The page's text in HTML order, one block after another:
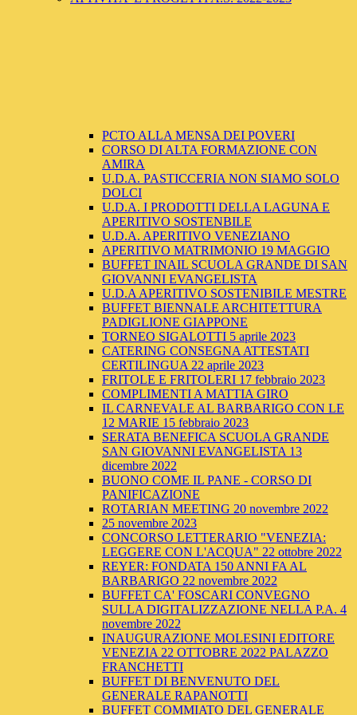
PCTO ALLA MENSA DEI POVERI
CORSO DI ALTA FORMAZIONE CON
AMIRA
U.D.A. PASTICCERIA NON SIAMO SOLO
DOLCI
U.D.A. I PRODOTTI DELLA LAGUNA E
APERITIVO SOSTENBILE
U.D.A. APERITIVO VENEZIANO
APERITIVO MATRIMONIO 19 MAGGIO
BUFFET INAIL SCUOLA GRANDE DI SAN
GIOVANNI EVANGELISTA
U.D.A APERITIVO SOSTENIBILE MESTRE
BUFFET BIENNALE ARCHITETTURA
PADIGLIONE GIAPPONE
TORNEO SIGALOTTI 5 aprile 2023
CATERING CONSEGNA ATTESTATI
CERTILINGUA 22 aprile 2023
FRITOLE E FRITOLERI 17 febbraio 2023
COMPLIMENTI A MATTIA GIRO
IL CARNEVALE AL BARBARIGO CON LE
12 MARIE 15 febbraio 2023
SERATA BENEFICA SCUOLA GRANDE
SAN GIOVANNI EVANGELISTA 13
dicembre 2022
BUONO COME IL PANE - CORSO DI
PANIFICAZIONE
ROTARIAN MEETING 20 novembre 2022
25 novembre 2023
CONCORSO LETTERARIO "VENEZIA:
LEGGERE CON L'ACQUA" 22 ottobre 2022
REYER: FONDATA 150 ANNI FA AL
BARBARIGO 22 novembre 2022
BUFFET CA' FOSCARI CONVEGNO
SULLA DIGITALIZZAZIONE NELLA P.A. 4
novembre 2022
INAUGURAZIONE MOLESINI EDITORE
VENEZIA 22 OTTOBRE 2022 PALAZZO
FRANCHETTI
BUFFET DI BENVENUTO DEL
GENERALE RAPANOTTI
BUFFET COMMIATO DEL GENERALE